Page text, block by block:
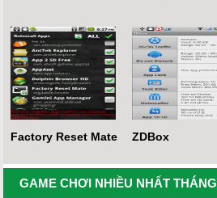
Factory Reset Mate ZDBox
GAME CHƠI NHIỀU NHẤT THÁNG